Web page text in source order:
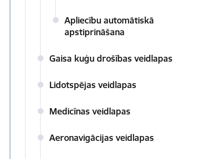
Apliecību automātiskā
apstiprināšana
Gaisa kuģu drošības veidlapas
Lidotspējas veidlapas
Medicīnas veidlapas
Aeronavigācijas veidlapas